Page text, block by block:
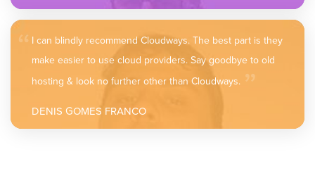
“ I can blindly recommend Cloudways. The best part is they
make easier to use cloud providers. Say goodbye to old
hosting & look no further other than Cloudways. „
DENIS GOMES FRANCO